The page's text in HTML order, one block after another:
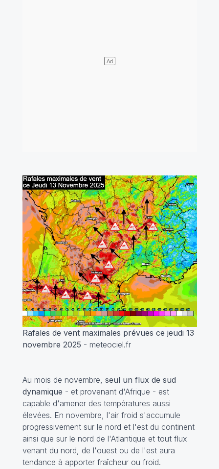
Rafales de vent maximales prévues ce jeudi 13
novembre 2025 - meteociel.fr
Au mois de novembre, seul un flux de sud
dynamique - et provenant d'Afrique - est
capable d'amener des températures aussi
élevées. En novembre, l'air froid s'accumule
progressivement sur le nord et l'est du continent
ainsi que sur le nord de l'Atlantique et tout flux
venant du nord, de l'ouest ou de l'est aura
tendance à apporter fraîcheur ou froid.